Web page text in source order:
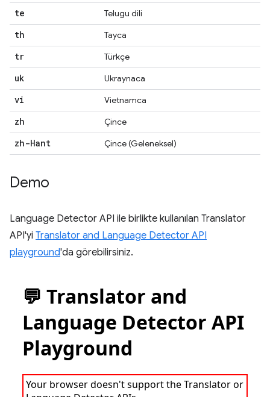
te Telugu dili
th Tayca
tr Türkçe
uk Ukraynaca
vi Vietnamca
zh Çince
zh-Hant Çince (Geleneksel)
Demo
Language Detector API ile birlikte kullanılan Translator
API'yi Translator and Language Detector API
playground'da görebilirsiniz.